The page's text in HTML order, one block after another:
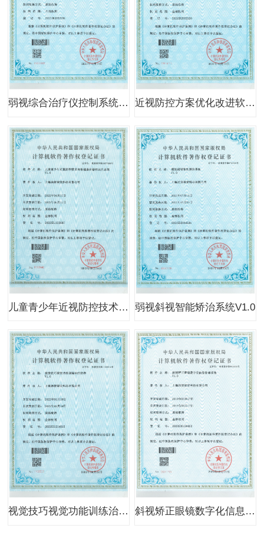
弱视综合治疗仪控制系统V1.0 近视防控方案优化改进软件 V1.0
儿童青少年近视防控技术与眼健康科普知识库系统V1.0 弱视斜视智能矫治系统V1.0
视觉技巧视觉功能训练治疗软件V1.0 斜视矫正眼镜数字化信息管理系统V1.0